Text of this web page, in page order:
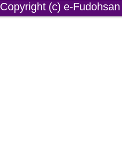
Copyright (c) e-